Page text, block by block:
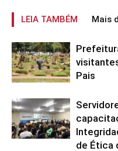
LEIA TAMBÉM Mais
Pais
de Ética